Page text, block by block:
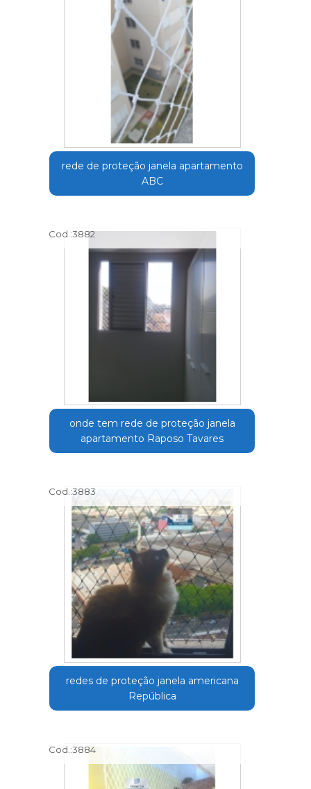
rede de proteção janela apartamento
ABC
Cod.:3882
onde tem rede de proteção janela
apartamento Raposo Tavares
Cod.:3883
redes de proteção janela americana
República
Cod.:3884